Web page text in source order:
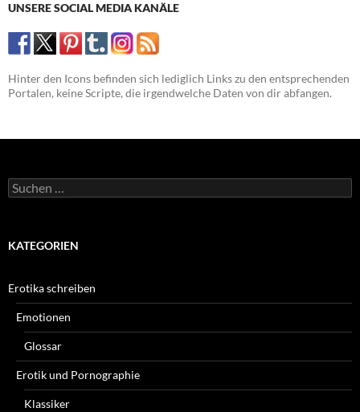
UNSERE SOCIAL MEDIA KANÄLE
Hinter den Icons befinden sich lediglich Links zu den entsprechenden
Portalen, keine Scripte, die irgendwelche Daten von dir abfangen.
Suchen
nach:
KATEGORIEN
Erotika schreiben
Emotionen
Glossar
Erotik und Pornographie
Klassiker